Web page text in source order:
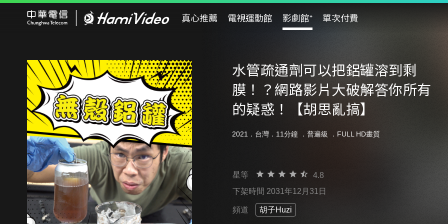
真心推薦 電視運動館 影劇館⁺ 單次付費
水管疏通劑可以把鋁罐溶到剩
膜！？網路影片大破解答你所有
的疑惑！【胡思亂搞】
2021．台灣．11分鐘 ． 普遍級 ．FULL HD畫質
星等
4.8
下架時間 2031年12月31日
頻道 胡子Huzi